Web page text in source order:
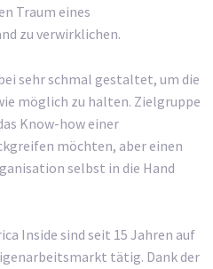
Traum eines
zu verwirklichen.
sehr schmal gestaltet, um die
möglich zu halten. Zielgruppe
Know-how einer
möchten, aber einen
selbst in die Hand
Inside sind seit 15 Jahren auf
tätig. Dank der